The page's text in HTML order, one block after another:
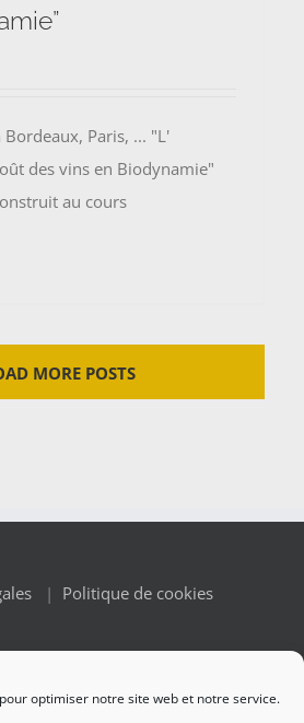
optimiser notre site web et notre service.
Paris, ... "L'
des vins en Biodynamie"
au cours
MORE POSTS
| Politique de cookies